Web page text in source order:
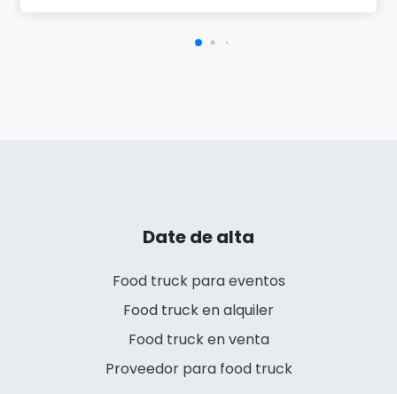
Date de alta
Food truck para eventos
Food truck en alquiler
Food truck en venta
Proveedor para food truck